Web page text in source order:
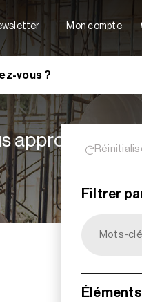
Mon compte
vous ?
Filtrer
appropriées à